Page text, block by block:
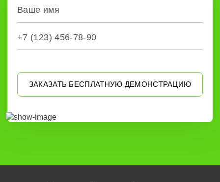
ЗАКАЗАТЬ БЕСПЛАТНУЮ ДЕМОНСТРАЦИЮ